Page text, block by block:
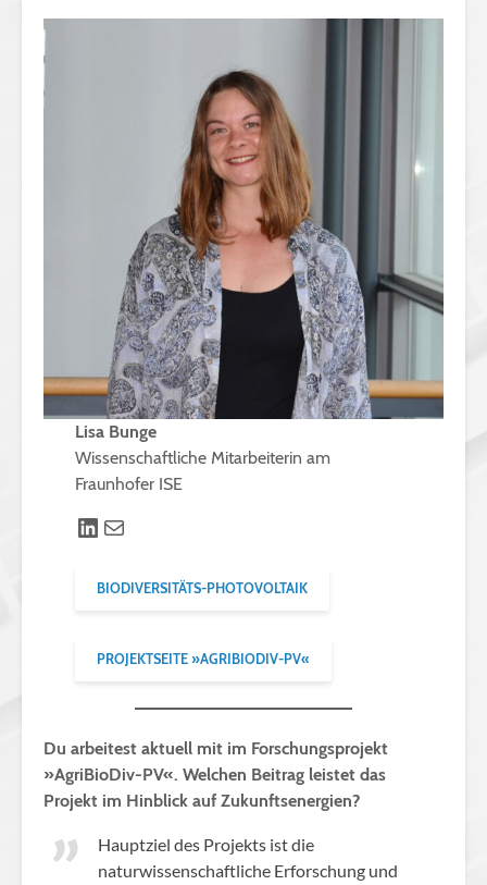
Lisa Bunge
Wissenschaftliche Mitarbeiterin am
Fraunhofer ISE
LinkedIn Mail
BIODIVERSITÄTS-PHOTOVOLTAIK
PROJEKTSEITE »AGRIBIODIV-PV«
Du arbeitest aktuell mit im Forschungsprojekt
»AgriBioDiv-PV«. Welchen Beitrag leistet das
Projekt im Hinblick auf Zukunftsenergien?
Hauptziel des Projekts ist die
naturwissenschaftliche Erforschung und